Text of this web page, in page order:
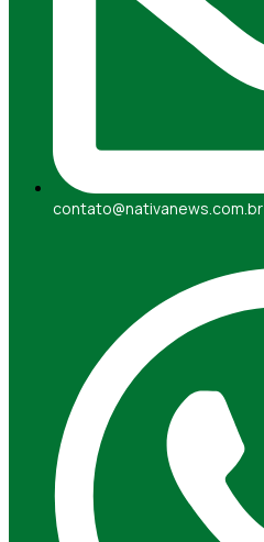
contato@nativanews.com.br